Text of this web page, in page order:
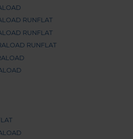
RUNFLAT
RUNFLAT
RUNFLAT